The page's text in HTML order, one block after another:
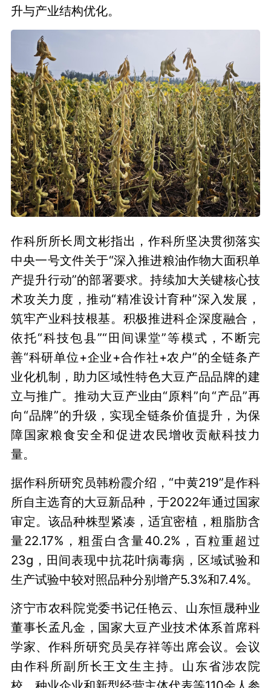
升与产业结构优化。
作科所所长周文彬指出，作科所坚决贯彻落实
中央一号文件关于“深入推进粮油作物大面积单
产提升行动”的部署要求。持续加大关键核心技
术攻关力度，推动“精准设计育种”深入发展，
筑牢产业科技根基。积极推进科企深度融合，
依托“科技包县”“田间课堂”等模式，不断完
善“科研单位+企业+合作社+农户”的全链条产
业化机制，助力区域性特色大豆产品品牌的建
立与推广。推动大豆产业由“原料”向“产品”再
向“品牌”的升级，实现全链条价值提升，为保
障国家粮食安全和促进农民增收贡献科技力
量。
据作科所研究员韩粉霞介绍，“中黄219”是作科
所自主选育的大豆新品种，于2022年通过国家
审定。该品种株型紧凑，适宜密植，粗脂肪含
量22.17%，粗蛋白含量40.2%，百粒重超过
23g，田间表现中抗花叶病毒病，区域试验和
生产试验中较对照品种分别增产5.3%和7.4%。
济宁市农科院党委书记任艳云、山东恒晟种业
董事长孟凡金，国家大豆产业技术体系首席科
学家、作科所研究员吴存祥等出席会议。会议
由作科所副所长王文生主持。山东省涉农院